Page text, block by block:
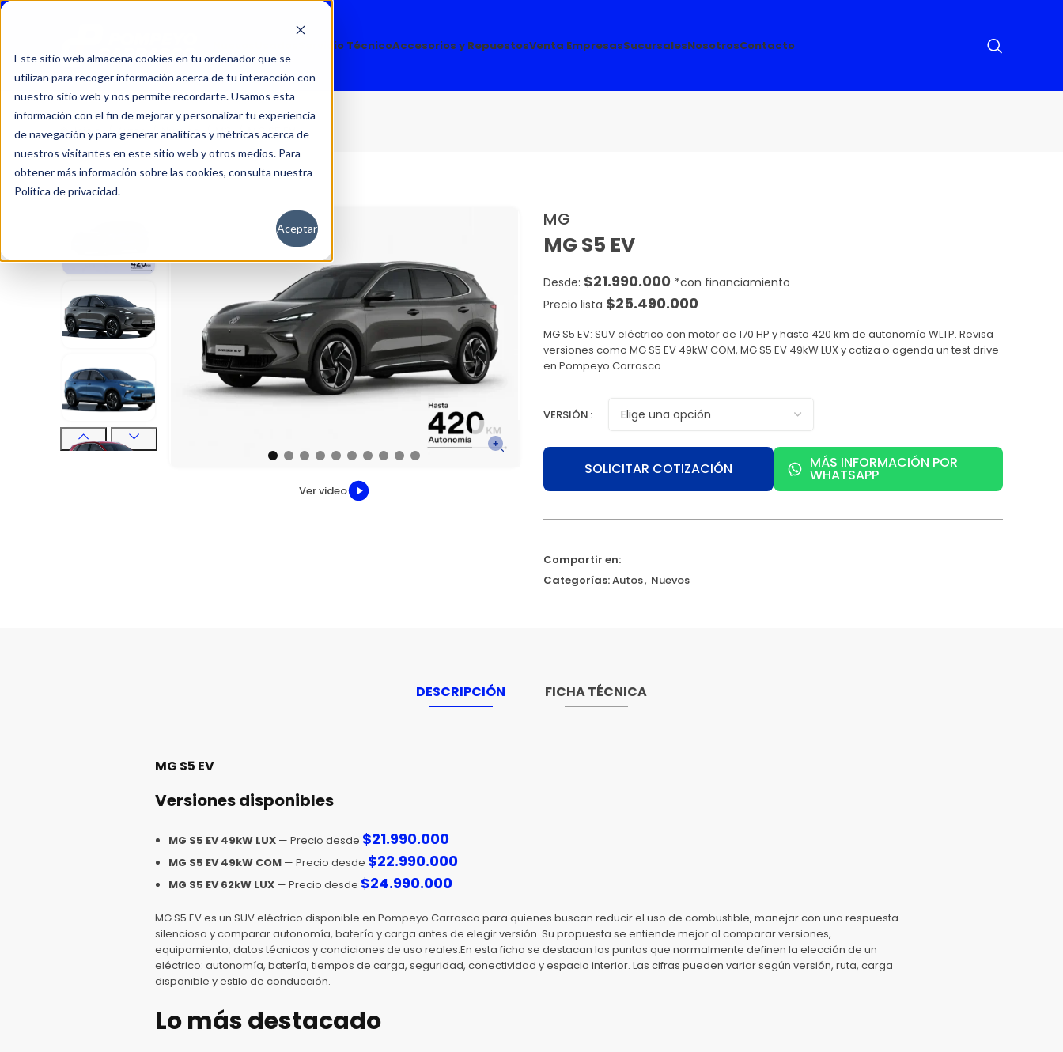
Este sitio web almacena cookies en tu ordenador que se
utilizan para recoger información acerca de tu interacción con
nuestro sitio web y nos permite recordarte. Usamos esta
información con el fin de mejorar y personalizar tu experiencia
de navegación y para generar analíticas y métricas acerca de
nuestros visitantes en este sitio web y otros medios. Para
obtener más información sobre las cookies, consulta nuestra
Política de privacidad.
Aceptar
Servicio TécnicoAccesorios y RepuestosVenta EmpresasSucursalesNosotrosContacto
Inicio Autos Nuevos MG MG S5 EV
Ver video
MG
MG S5 EV
$21.990.000
Precio lista $25.490.000
MG S5 EV: SUV eléctrico con motor de 170 HP y hasta 420 km de autonomía WLTP. Revisa
versiones como MG S5 EV 49kW COM, MG S5 EV 49kW LUX y cotiza o agenda un test drive
en Pompeyo Carrasco.
VERSIÓN
SOLICITAR COTIZACIÓN MÁS INFORMACIÓN POR
WHATSAPP
Compartir en:
Categorías:Autos, Nuevos
DESCRIPCIÓN FICHA TÉCNICA
MG S5 EV
Versiones disponibles
MG S5 EV 49kW LUX — Precio desde $21.990.000
MG S5 EV 49kW COM — Precio desde $22.990.000
MG S5 EV 62kW LUX — Precio desde $24.990.000
MG S5 EV es un SUV eléctrico disponible en Pompeyo Carrasco para quienes buscan reducir el uso de combustible, manejar con una respuesta
silenciosa y comparar autonomía, batería y carga antes de elegir versión. Su propuesta se entiende mejor al comparar versiones,
equipamiento, datos técnicos y condiciones de uso reales.En esta ficha se destacan los puntos que normalmente definen la elección de un
eléctrico: autonomía, batería, tiempos de carga, seguridad, conectividad y espacio interior. Las cifras pueden variar según versión, ruta, carga
disponible y estilo de conducción.
Lo más destacado